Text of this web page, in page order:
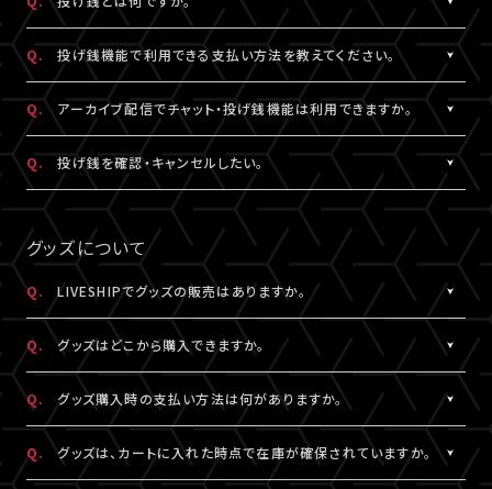
iOS：なし
Android：Chrome
なお、ユーザーがニックネームを変更した場合であっても、過去の
チャットのニックネームは変更されず、変更前のニックネームが表
示されます。
※ニックネームの登録・編集は配信視聴ページからも設定いただ
けます。
※コミュニティ機能が設定されている配信では、コミュニティ機能
とチャット機能のニックネーム設定は連動されます。
※公演によってはX連携をご利用いただけない場合があります。
欄上部「×」印）を押下すると、チャット非表示となります。 また、全
画面表示にした場合も、チャットは非表示になります。
A.
配信中にチップを送ることができる機能です。
投げ銭機能をご利用の場合は、「マイページ」内「基本情報」にござ
います「決済情報」にてクレジットカード決済情報のご登録いただ
くか、
配信中に配信視聴ページよりクレジットカード決済情報のご登録
をお願いいたします。
※公演によっては、投げ銭機能をご利用いただけない場合があり
ます。
Q. 投げ銭機能で利用できる支払い方法を教えてください。
クレジットカード決済をご利用いただけます。
投げ銭機能をご利用の場合は、「マイページ」内「基本情報」にござ
います「決済情報」にてクレジットカード決済情報のご登録いただ
くか、
配信中に配信視聴ページよりクレジットカード決済情報のご登録
をお願いいたします。
なお、決済方法については今後追加される可能性がございます。
Q. アーカイブ配信でチャット・投げ銭機能は利用できますか。
公演により異なります。チケット販売ページなどでご確認ください。
Q. 投げ銭を確認・キャンセルしたい。
投げ銭をキャンセルすることはできません。投げ銭機能をご利用の
場合は、金額に誤りがないか確認のうえ、ご利用ください。
複数回クリックにより、重複課金となる可能性がございますので、
ご注意ください。
※ご利用になった投げ銭は「マイページ」内「投げ銭履歴」よりご
確認いただけます。
グッズについて
Q. LIVESHIPでグッズの販売はありますか。
グッズの販売有無は各配信により異なります。
Q. グッズはどこから購入できますか。
各配信視聴ページなどでご購入いただけます。
LIVESHIPにご登録のA!-ID（メールアドレス）でログインのうえ、ご
利用ください。
※グッズをご購入いただくには、LIVESHIPへの会員登録が必要と
Q. グッズ購入時の支払い方法は何がありますか。
クレジットカード決済、コンビニ決済がご利用いただけます。
Q. グッズは、カートに入れた時点で在庫が確保されていますか。